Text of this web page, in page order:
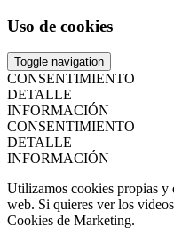
Uso de cookies
Toggle navigation
CONSENTIMIENTO
DETALLE
INFORMACIÓN
CONSENTIMIENTO
DETALLE
INFORMACIÓN
Utilizamos cookies propias y
web. Si quieres ver los
Cookies de Marketing.